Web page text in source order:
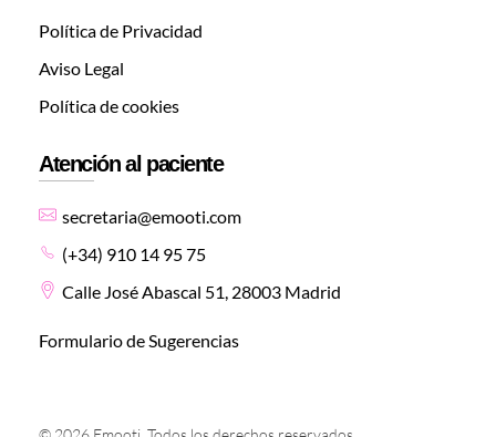
Política de Privacidad
Aviso Legal
Política de cookies
Atención al paciente
secretaria@emooti.com
(+34) 910 14 95 75
Calle José Abascal 51, 28003 Madrid
Formulario de Sugerencias